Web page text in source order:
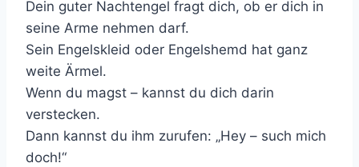
Dein guter Nachtengel fragt dich, ob er dich in
seine Arme nehmen darf.
Sein Engelskleid oder Engelshemd hat ganz
weite Ärmel.
Wenn du magst – kannst du dich darin
verstecken.
Dann kannst du ihm zurufen: „Hey – such mich
doch!“